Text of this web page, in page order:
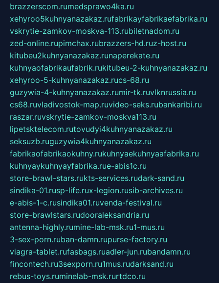
brazzerscom.rumedsprawo4ka.ru
xehyroo5kuhnyanazakaz.rufabrikayfabrikaefabrika.ru
vskrytie-zamkov-moskva-113.rubiletnadom.ru
zed-online.rupimchax.rubrazzers-hd.ruz-host.ru
kitubeu2kuhnyanazakaz.runaperekate.ru
kuhnyaofabrikaufabrik.rukitubeu-2-kuhnyanazakaz.ru
xehyroo-5-kuhnyanazakaz.rucs-68.ru
guzywia-4-kuhnyanazakaz.rumir-tk.ruvlknrussia.ru
cs68.ruvladivostok-map.ruvideo-seks.rubankaribi.ru
raszar.ruvskrytie-zamkov-moskva113.ru
lipetsktelecom.rutovudyi4kuhnyanazakaz.ru
seksuzb.ruguzywia4kuhnyanazakaz.ru
fabrikaofabrikaokuhny.rukuhnyaekuhnyaafabrika.ru
kuhnyaykuhnyayfabrika.rue-abis1c.ru
store-brawl-stars.rukts-services.rudark-sand.ru
sindika-01.rusp-life.rux-legion.rusib-archives.ru
e-abis-1-c.rusindika01.ruvenda-festival.ru
store-brawlstars.rudooraleksandria.ru
antenna-highly.rumine-lab-msk.ru1-mus.ru
3-sex-porn.ruban-damn.rupurse-factory.ru
viagra-tablet.rufasbags.ruadler-jun.rubandamn.ru
fincontech.ru3sexporn.ru1mus.rudarksand.ru
rebus-toys.ruminelab-msk.rurtdco.ru